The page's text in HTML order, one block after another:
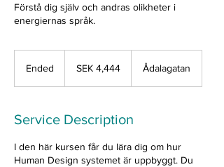
Förstå dig själv och andras olikheter i
energiernas språk.
Ended
d
kronorSEK 4,444 Ådalagatan
Service Description
I den här kursen får du lära dig om hur
Human Design systemet är uppbyggt. Du